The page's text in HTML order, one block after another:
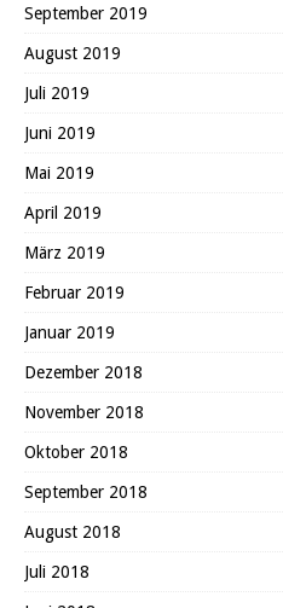
September 2019
August 2019
Juli 2019
Juni 2019
Mai 2019
April 2019
März 2019
Februar 2019
Januar 2019
Dezember 2018
November 2018
Oktober 2018
September 2018
August 2018
Juli 2018